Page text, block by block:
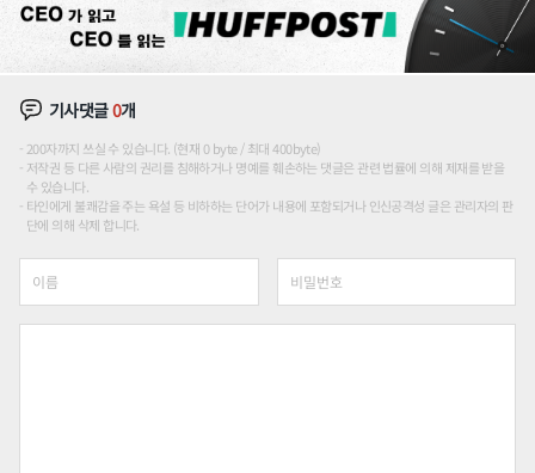
기사댓글0개
200자까지 쓰실 수 있습니다. (현재 0 byte / 최대 400byte)
저작권 등 다른 사람의 권리를 침해하거나 명예를 훼손하는 댓글은 관련 법률에 의해 제재를 받을
수 있습니다.
타인에게 불쾌감을 주는 욕설 등 비하하는 단어가 내용에 포함되거나 인신공격성 글은 관리자의 판
단에 의해 삭제 합니다.